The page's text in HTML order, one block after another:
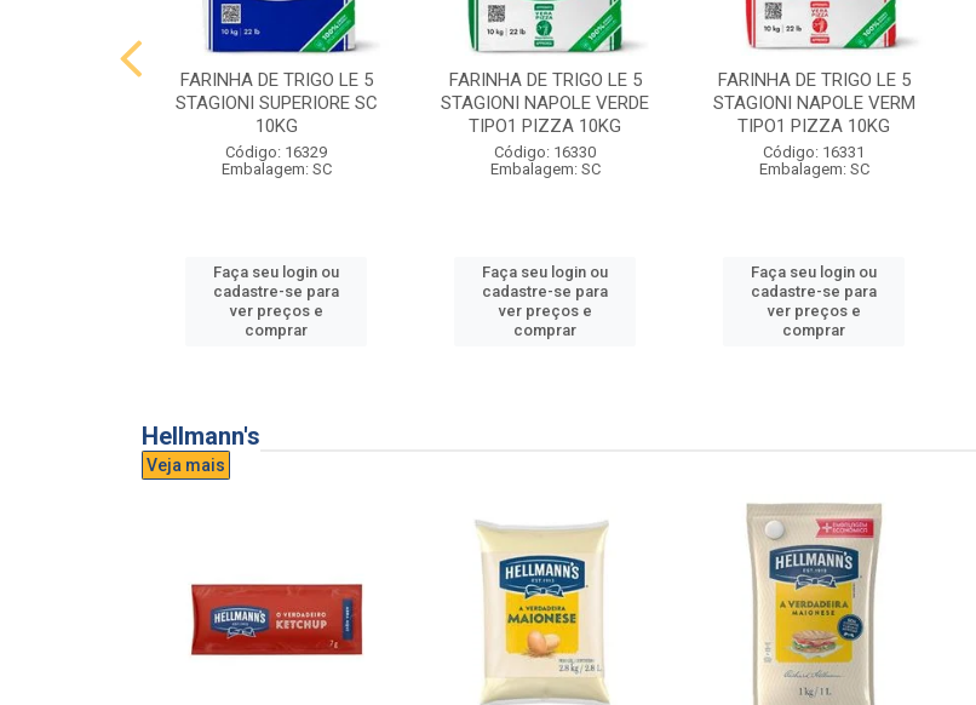
FARINHA DE TRIGO LE 5
STAGIONI SUPERIORE SC
10KG
Código: 16329
Embalagem: SC
Faça seu login ou
cadastre-se para
ver preços e
comprar
FARINHA DE TRIGO LE 5
STAGIONI NAPOLE VERDE
TIPO1 PIZZA 10KG
Código: 16330
Embalagem: SC
Faça seu login ou
cadastre-se para
ver preços e
comprar
FARINHA DE TRIGO LE 5
STAGIONI NAPOLE VERM
TIPO1 PIZZA 10KG
Código: 16331
Embalagem: SC
Faça seu login ou
cadastre-se para
ver preços e
comprar
Hellmann's
Veja mais